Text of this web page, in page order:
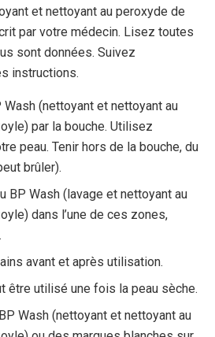
et nettoyant au peroxyde de
par votre médecin. Lisez toutes
sont données. Suivez
instructions.
Wash (nettoyant et nettoyant au
par la bouche. Utilisez
peau. Tenir hors de la bouche, du
brûler).
BP Wash (lavage et nettoyant au
dans l’une de ces zones,
avant et après utilisation.
être utilisé une fois la peau sèche.
Wash (nettoyant et nettoyant au